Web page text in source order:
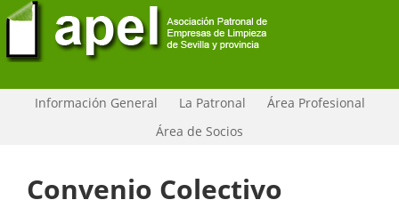
Información General La Patronal
Área Profesional
Área de Socios
Convenio Colectivo